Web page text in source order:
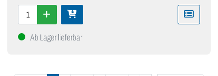
Ab Lager lieferbar